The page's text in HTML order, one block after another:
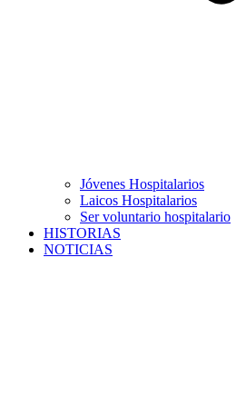
Jóvenes Hospitalarios
Laicos Hospitalarios
Ser voluntario hospitalario
HISTORIAS
NOTICIAS